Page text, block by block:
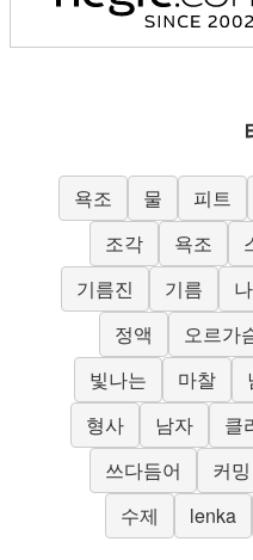
욕조 물 피트
조각
욕조
기름진
기름
정액
오르가
빛나는
마찰
형사
남자 클
쓰다듬어
커밍
수제
lenka